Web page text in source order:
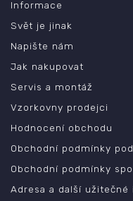
Informace
Svět je jinak
Napište nám
Jak nakupovat
Servis a montáž
Vzorkovny prodejci
Hodnocení obchodu
Obchodní podmínky
Obchodní podmínky
Adresa a další užitečné